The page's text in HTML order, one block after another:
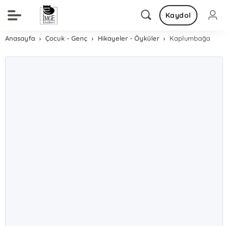
Kaydol
Anasayfa Çocuk - Genç Hikayeler - Öyküler Kaplumbağa